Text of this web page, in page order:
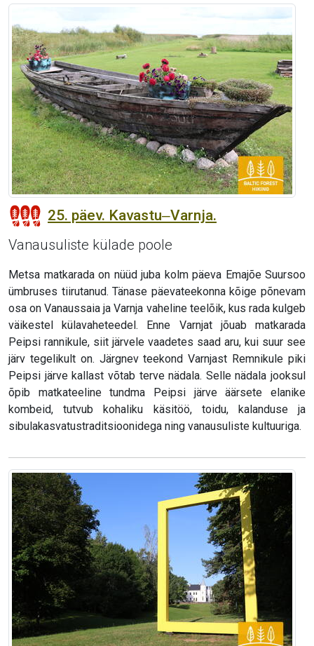
25. päev. Kavastu‒Varnja.
Vanausuliste külade poole
Metsa matkarada on nüüd juba kolm päeva Emajõe Suursoo
ümbruses tiirutanud. Tänase päevateekonna kõige põnevam
osa on Vanaussaia ja Varnja vaheline teelõik, kus rada kulgeb
väikestel külavaheteedel. Enne Varnjat jõuab matkarada
Peipsi rannikule, siit järvele vaadetes saad aru, kui suur see
järv tegelikult on. Järgnev teekond Varnjast Remnikule piki
Peipsi järve kallast võtab terve nädala. Selle nädala jooksul
õpib matkateeline tundma Peipsi järve äärsete elanike
kombeid, tutvub kohaliku käsitöö, toidu, kalanduse ja
sibulakasvatustraditsioonidega ning vanausuliste kultuuriga.